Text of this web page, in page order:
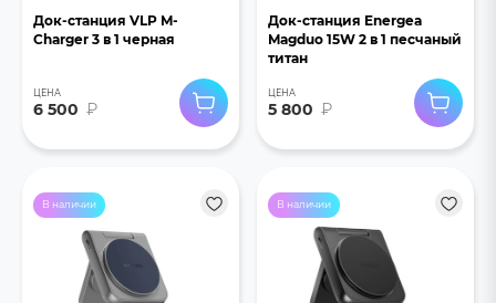
Док-станция VLP M-
Charger 3 в 1 черная
ЦЕНА
6 500 ₽
Док-станция Energea
Magduo 15W 2 в 1 песчаный
титан
ЦЕНА
5 800 ₽
В наличии В наличии